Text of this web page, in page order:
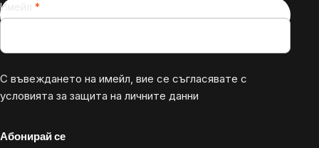
Имейл
С въвеждането на имейл, вие се съгласявате с
условията за защита на личните данни
Абонирай се